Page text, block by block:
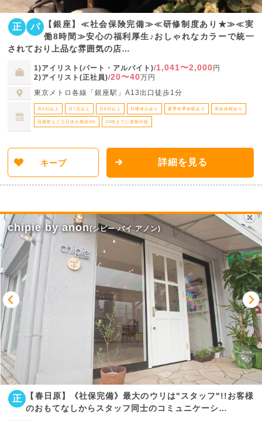
正 パ
【銀座】≪社会保険完備≫≪研修制度あり★≫≪実
働8時間≫安心の福利厚生♪おしゃれなカラーで統一
されており上品な雰囲気の店…
1)アイリスト(パート・アルバイト)/1,041〜2,000 円
2)アイリスト(正社員)/20〜40万円
東京メトロ各線「銀座駅」A13出口徒歩1分
月6日以上 月7日以上 月8日以上 日曜休みあり 夏季冬季休暇あり 有給休暇あり
冠婚祭など土日休み相談OK 20時までに退勤可能
キープ 詳細を見る
chipie by anon(シピー バイ アノン)
正
【春日原】《社保完備》最大のウリは"スタッフ"!!お客様
のおもてなしからスタッフ同士のコミュニケーシ…